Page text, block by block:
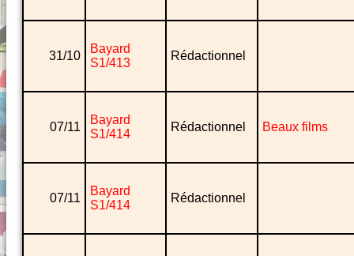
31/10
Bayard
S1/413
Rédactionnel
07/11
Bayard
S1/414
Rédactionnel Beaux films
07/11
Bayard
S1/414
Rédactionnel